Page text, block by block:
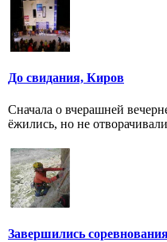
До свидания, Киров
Сначала о вчерашней
ёжились, но не
Завершились